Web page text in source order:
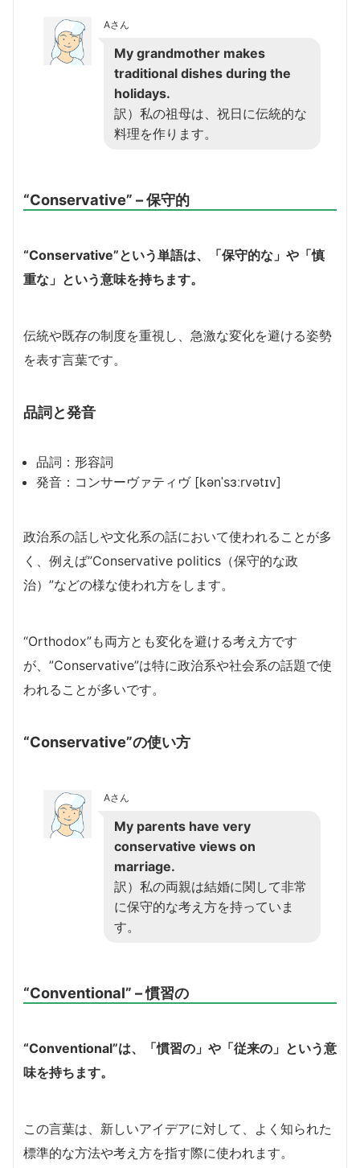
Aさん
My grandmother makes
traditional dishes during the
holidays.
訳）私の祖母は、祝日に伝統的な
料理を作ります。
“Conservative” – 保守的
“Conservative”という単語は、「保守的な」や「慎
重な」という意味を持ちます。
伝統や既存の制度を重視し、急激な変化を避ける姿勢
を表す言葉です。
品詞と発音
品詞：形容詞
発音：コンサーヴァティヴ [kənˈsɜːrvətɪv]
政治系の話しや文化系の話において使われることが多
く、例えば”Conservative politics（保守的な政
治）”などの様な使われ方をします。
“Orthodox”も両方とも変化を避ける考え方です
が、”Conservative”は特に政治系や社会系の話題で使
われることが多いです。
“Conservative”の使い方
Aさん
My parents have very
conservative views on
marriage.
訳）私の両親は結婚に関して非常
に保守的な考え方を持っていま
す。
“Conventional” – 慣習の
“Conventional”は、「慣習の」や「従来の」という意
味を持ちます。
この言葉は、新しいアイデアに対して、よく知られた
標準的な方法や考え方を指す際に使われます。